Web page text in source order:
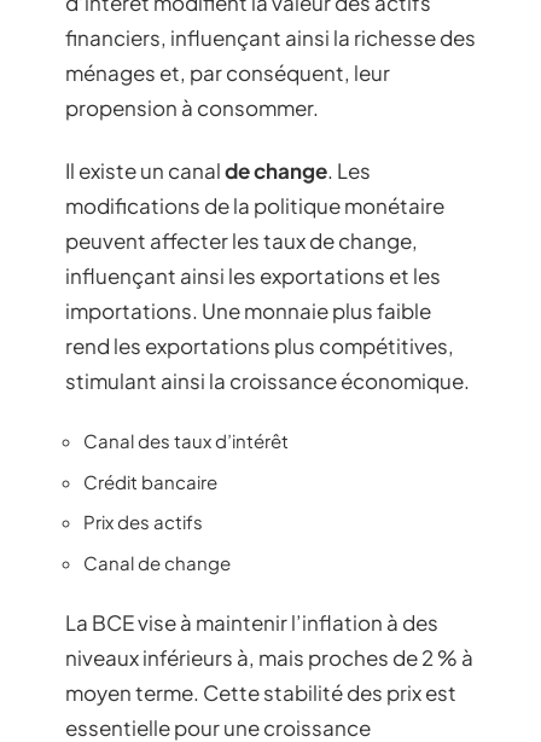
financiers, influençant ainsi la richesse des
ménages et, par conséquent, leur
propension à consommer.
Il existe un canalde change. Les
modifications de la politique monétaire
peuvent affecter les taux de change,
influençant ainsi les exportations et les
importations. Une monnaie plus faible
rend les exportations plus compétitives,
stimulant ainsi la croissance économique.
Canal des taux d’intérêt
Crédit bancaire
Prix des actifs
Canal de change
La BCE vise à maintenir l’inflation à des
niveaux inférieurs à, mais proches de 2 % à
moyen terme. Cette stabilité des prix est
essentielle pour une croissance